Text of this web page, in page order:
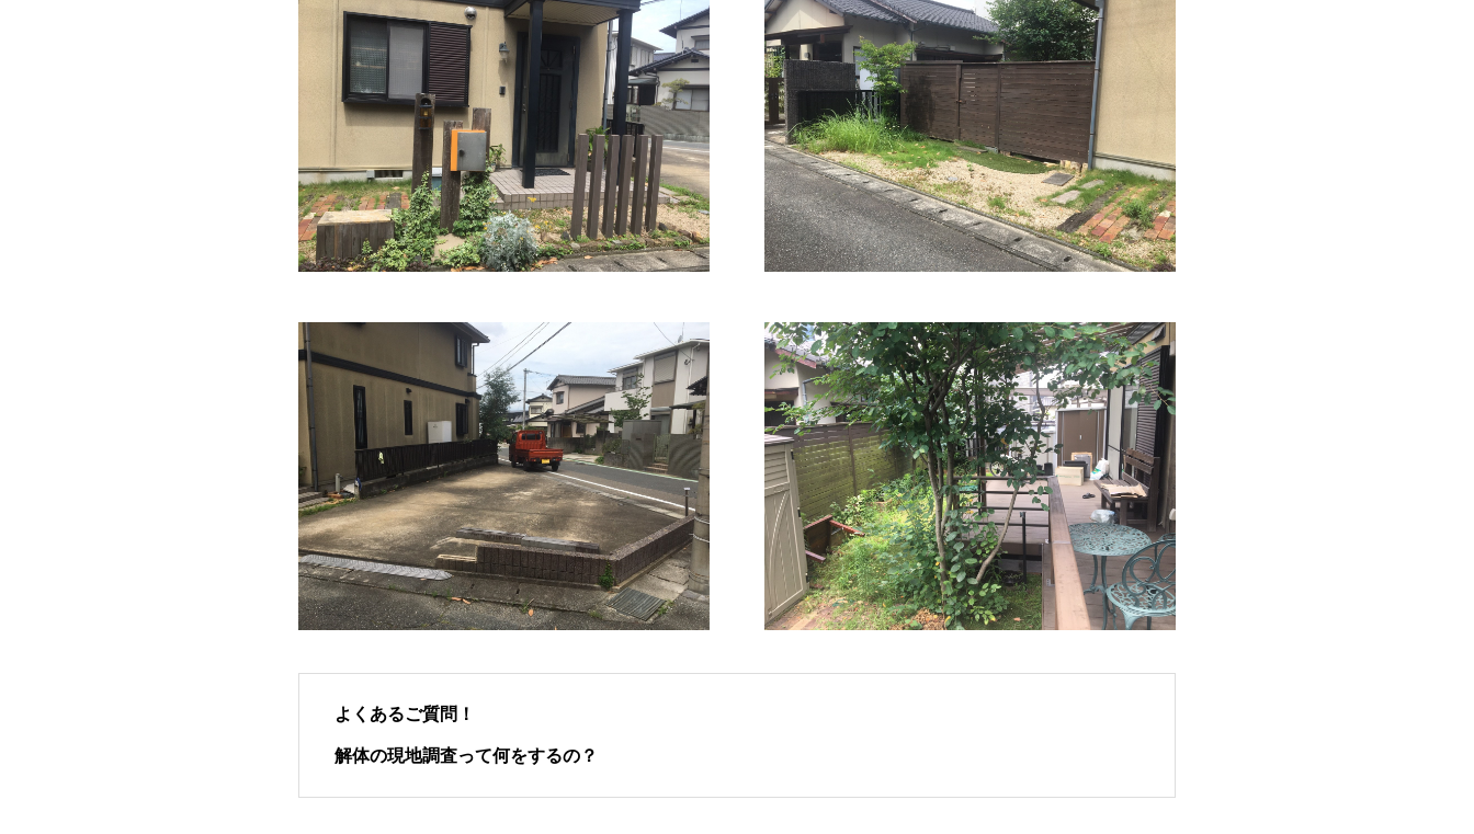
よくあるご質問！
解体の現地調査って何をするの？